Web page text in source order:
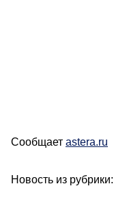
Сообщает astera.ru
Новость из рубрики: